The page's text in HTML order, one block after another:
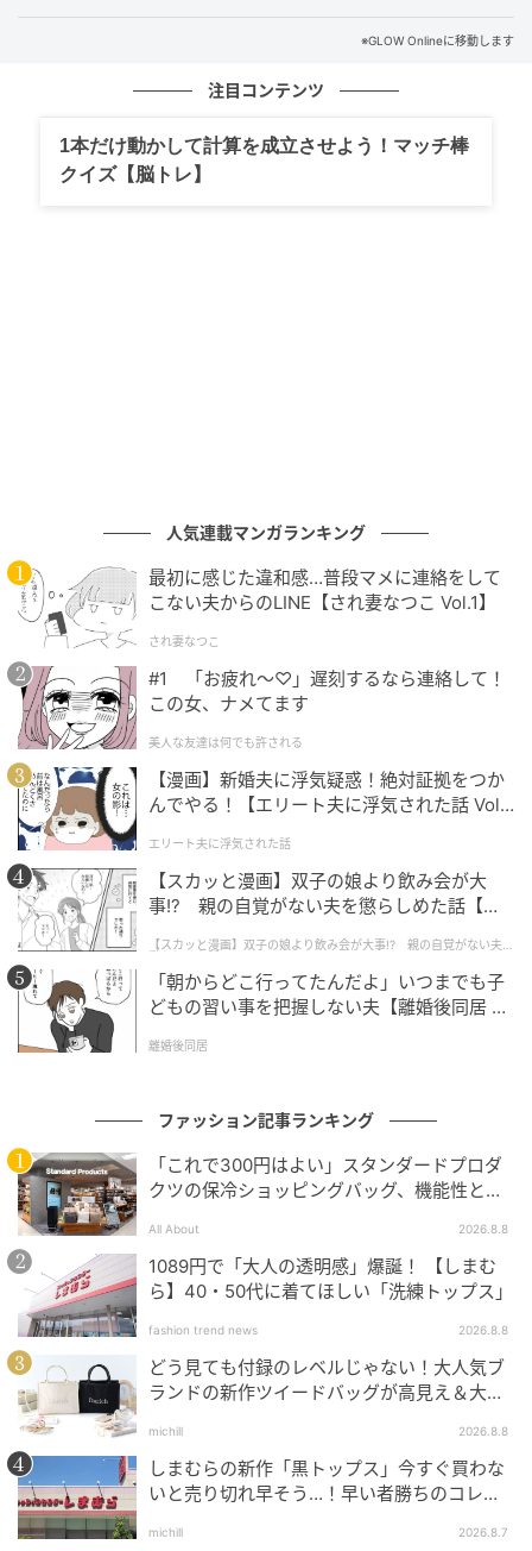
一足は持っていたい正統派ビットローファー
GLOW Online（グローオンライン）
［H2cm］3万9600円（ジャランスリウァヤ／ジャラン
スリウァヤ 日本橋）
品格たっぷりなデザインはきれいめコーデにもフィッ
ト。汎用性の高い一足。
キュートな猫チャームに釘付け!
GLOW Online（グローオンライン）
［H2cm］2万4200円（シーロン）
ローファーのトラッド感が苦手な人はこんなプレイフ
※GLOW Onlineに移動します
注目コンテンツ
1本だけ動かして計算を成立させよう！マッチ棒
クイズ【脳トレ】
人気連載マンガランキング
最初に感じた違和感…普段マメに連絡をして
こない夫からのLINE【され妻なつこ Vol.1】
され妻なつこ
#1 「お疲れ〜♡」遅刻するなら連絡して！
この女、ナメてます
美人な友達は何でも許される
【漫画】新婚夫に浮気疑惑！絶対証拠をつか
んでやる！【エリート夫に浮気された話 Vol.
エリート夫に浮気された話
【スカッと漫画】双子の娘より飲み会が大
事!? 親の自覚がない夫を懲らしめた話【第1
【スカッと漫画】双子の娘より飲み会が大事!? 親の自覚がない夫を
懲らしめた話
「朝からどこ行ってたんだよ」いつまでも子
どもの習い事を把握しない夫【離婚後同居 Vo
離婚後同居
ファッション記事ランキング
「これで300円はよい」スタンダードプロダ
クツの保冷ショッピングバッグ、機能性とデ
All About 2026.8.8
1089円で「大人の透明感」爆誕！ 【しまむ
ら】40・50代に着てほしい「洗練トップス」
fashion trend news 2026.8.8
どう見ても付録のレベルじゃない！大人気ブ
ランドの新作ツイードバッグが高見え＆大容
michill 2026.8.8
しまむらの新作「黒トップス」今すぐ買わな
いと売り切れ早そう…！早い者勝ちのコレ買
michill 2026.8.7